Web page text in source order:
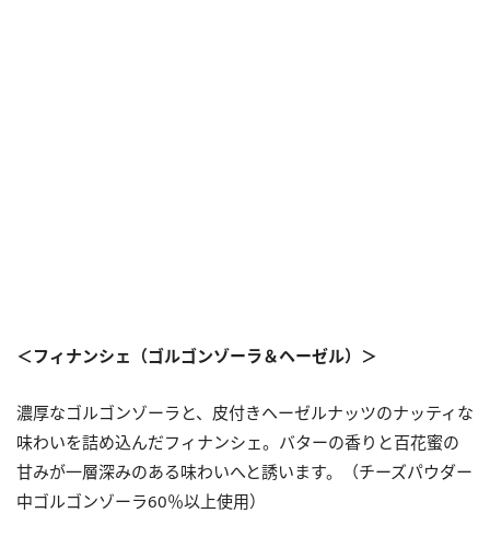
＜フィナンシェ（ゴルゴンゾーラ＆ヘーゼル）＞
濃厚なゴルゴンゾーラと、皮付きヘーゼルナッツのナッティな
味わいを詰め込んだフィナンシェ。バターの香りと百花蜜の
甘みが一層深みのある味わいへと誘います。（チーズパウダー
中ゴルゴンゾーラ60％以上使用）